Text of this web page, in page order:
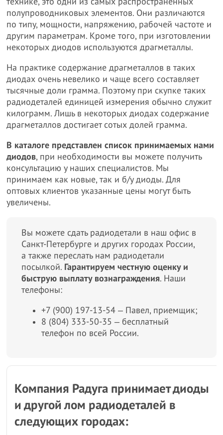
полупроводниковых элементов. Они различаются
по типу, мощности, напряжению, рабочей частоте и
другим параметрам. Кроме того, при изготовлении
некоторых диодов используются драгметаллы.
На практике содержание драгметаллов в таких
диодах очень невелико и чаще всего составляет
тысячные доли грамма. Поэтому при скупке таких
радиодеталей единицей измерения обычно служит
килограмм. Лишь в некоторых диодах содержание
драгметаллов достигает сотых долей грамма.
В каталоге представлен список принимаемых нами
диодов, при необходимости вы можете получить
консультацию у наших специалистов. Мы
принимаем как новые, так и б/у диоды. Для
оптовых клиентов указанные цены могут быть
увеличены.
Вы можете сдать радиодетали в наш офис в
Санкт-Петербурге и других городах России,
а также переслать нам радиодетали
посылкой. Гарантируем честную оценку и
быструю выплату вознаграждения. Наши
телефоны:
+7 (900) 197-13-54 ‒ Павел, приемщик;
8 (804) 333-50-35 ‒ бесплатный
телефон по всей России.
Компания Радуга принимает диоды
и другой лом радиодеталей в
следующих городах: